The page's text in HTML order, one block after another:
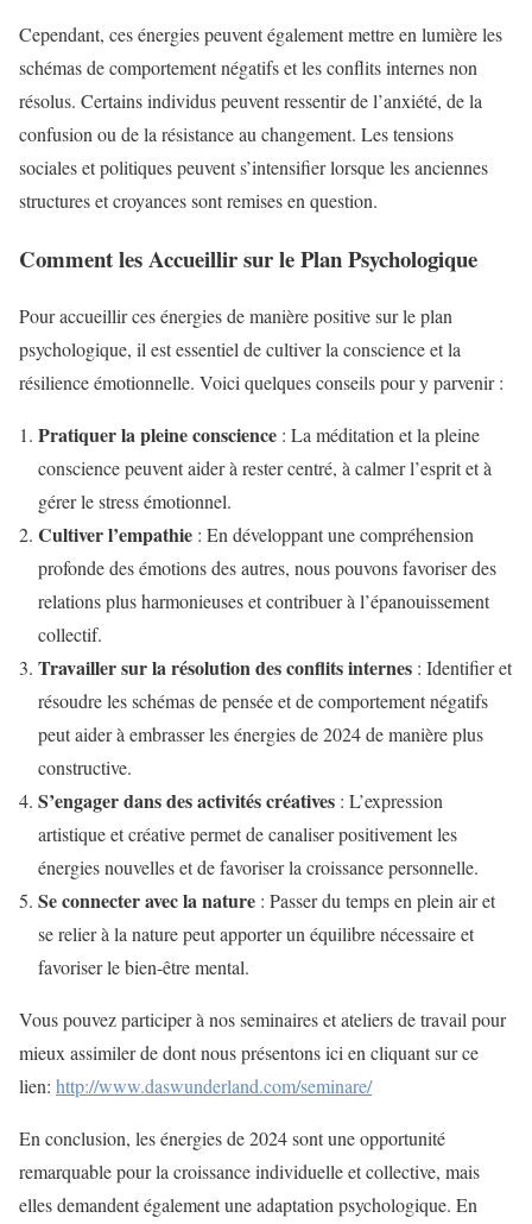
Cependant, ces énergies peuvent également mettre en lumière les
schémas de comportement négatifs et les conflits internes non
résolus. Certains individus peuvent ressentir de l’anxiété, de la
confusion ou de la résistance au changement. Les tensions
sociales et politiques peuvent s’intensifier lorsque les anciennes
structures et croyances sont remises en question.
Comment les Accueillir sur le Plan Psychologique
Pour accueillir ces énergies de manière positive sur le plan
psychologique, il est essentiel de cultiver la conscience et la
résilience émotionnelle. Voici quelques conseils pour y parvenir :
Pratiquer la pleine conscience : La méditation et la pleine
conscience peuvent aider à rester centré, à calmer l’esprit et à
gérer le stress émotionnel.
Cultiver l’empathie : En développant une compréhension
profonde des émotions des autres, nous pouvons favoriser des
relations plus harmonieuses et contribuer à l’épanouissement
collectif.
Travailler sur la résolution des conflits internes : Identifier et
résoudre les schémas de pensée et de comportement négatifs
peut aider à embrasser les énergies de 2024 de manière plus
constructive.
S’engager dans des activités créatives : L’expression
artistique et créative permet de canaliser positivement les
énergies nouvelles et de favoriser la croissance personnelle.
Se connecter avec la nature : Passer du temps en plein air et
se relier à la nature peut apporter un équilibre nécessaire et
favoriser le bien-être mental.
Vous pouvez participer à nos seminaires et ateliers de travail pour
mieux assimiler de dont nous présentons ici en cliquant sur ce
lien: http://www.daswunderland.com/seminare/
En conclusion, les énergies de 2024 sont une opportunité
remarquable pour la croissance individuelle et collective, mais
elles demandent également une adaptation psychologique. En